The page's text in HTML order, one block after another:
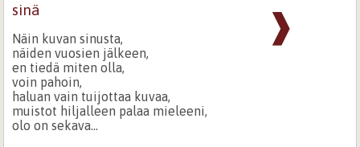
❱
sinä
Näin kuvan sinusta,
näiden vuosien jälkeen,
en tiedä miten olla,
voin pahoin,
haluan vain tuijottaa kuvaa,
muistot hiljalleen palaa mieleeni,
olo on sekava...